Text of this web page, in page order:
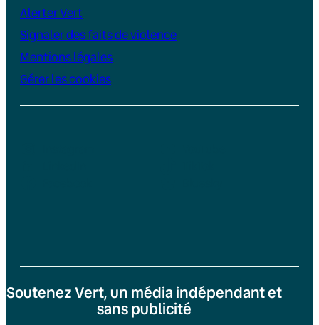
Alerter Vert
Signaler des faits de violence
Mentions légales
Gérer les cookies
Soutenez Vert, un média indépendant et
sans publicité